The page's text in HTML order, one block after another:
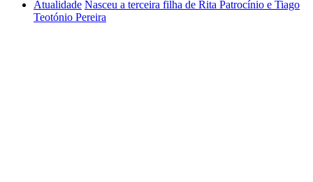
Atualidade Nasceu a terceira filha de Rita Patrocínio e Tiago
Teotónio Pereira